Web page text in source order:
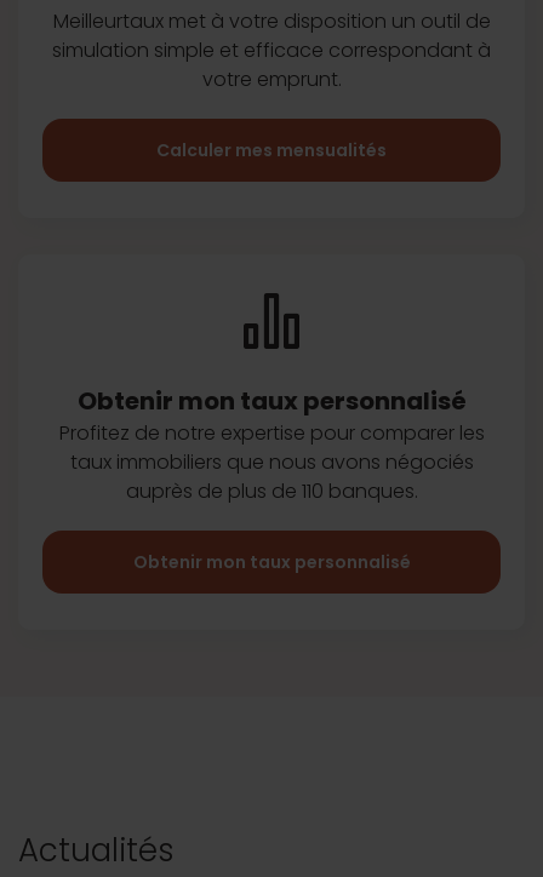
Meilleurtaux met à votre disposition un outil de
simulation simple et efficace correspondant à
votre emprunt.
Calculer mes mensualités
Obtenir mon taux personnalisé
Profitez de notre expertise pour comparer les
taux immobiliers que nous avons négociés
auprès de plus de 110 banques.
Obtenir mon taux personnalisé
Actualités